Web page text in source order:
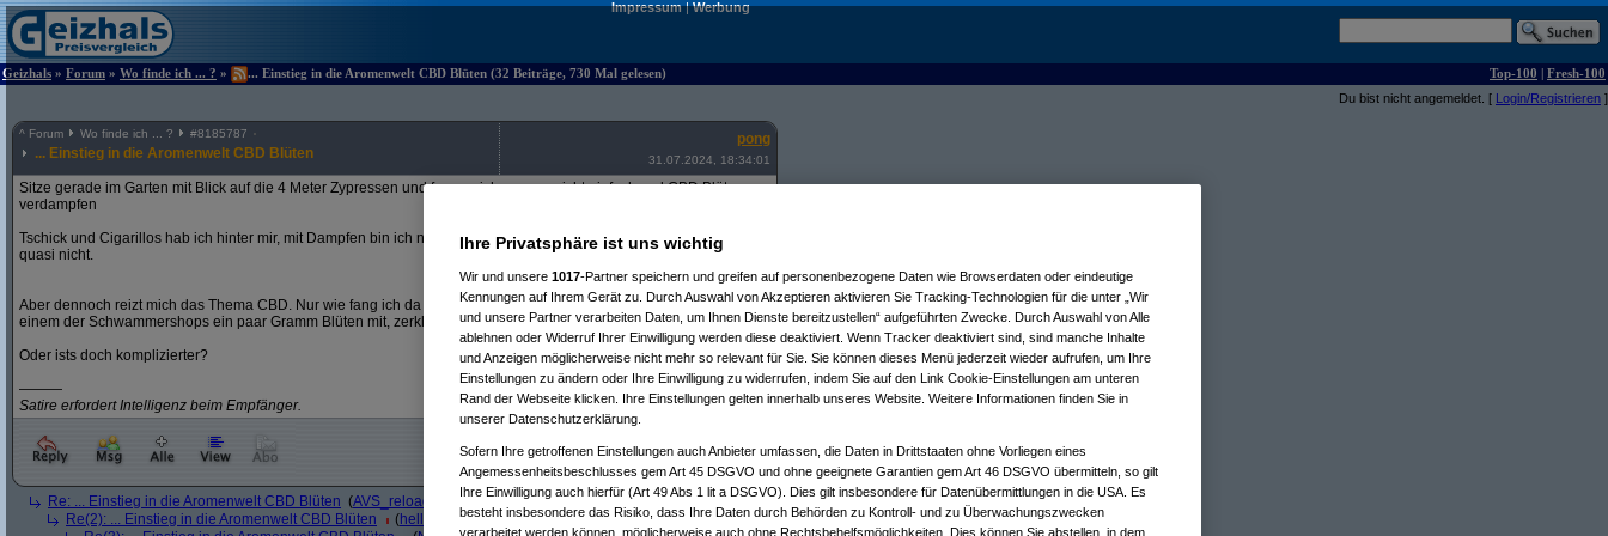
Impressum|Werbung
Geizhals » Forum » Wo finde ich ... ? » ... Einstieg in die Aromenwelt CBD Blüten (32 Beiträge, 730 Mal gelesen) Top-100 | Fresh-100
Du bist nicht angemeldet. [ Login/Registrieren ]
^ Forum Wo finde ich ... ? #8185787
... Einstieg in die Aromenwelt CBD Blüten
pong
31.07.2024, 18:34:01
Sitze gerade im Garten mit Blick auf die 4 Meter Zypressen und frage mich, warum nicht einfach mal CBD Blüten
verdampfen
Tschick und Cigarillos hab ich hinter mir, mit Dampfen bin ich nie so richtig warm geworden, Alkohol gibts auch
quasi nicht.
Aber dennoch reizt mich das Thema CBD. Nur wie fang ich da an? Bestell ich einfach eine S&B Crafty+ nehm aus
einem der Schwammershops ein paar Gramm Blüten mit, zerkleinern, einfüllen und dann anziehen.
Oder ists doch komplizierter?
———
Satire erfordert Intelligenz beim Empfänger.
Re: ... Einstieg in die Aromenwelt CBD Blüten (AVS_reloaded
am 31.07.2024, 19:02:52)
Re(2): ... Einstieg in die Aromenwelt CBD Blüten
(hellbringeram 31.07.2024, 19:24:49)
Ihre Privatsphäre ist uns wichtig
Wir und unsere 1017-Partner speichern und greifen auf personenbezogene Daten wie Browserdaten oder eindeutige
Kennungen auf Ihrem Gerät zu. Durch Auswahl von Akzeptieren aktivieren Sie Tracking-Technologien für die unter „Wir
und unsere Partner verarbeiten Daten, um Ihnen Dienste bereitzustellen“ aufgeführten Zwecke. Durch Auswahl von Alle
ablehnen oder Widerruf Ihrer Einwilligung werden diese deaktiviert. Wenn Tracker deaktiviert sind, sind manche Inhalte
und Anzeigen möglicherweise nicht mehr so relevant für Sie. Sie können dieses Menü jederzeit wieder aufrufen, um Ihre
Einstellungen zu ändern oder Ihre Einwilligung zu widerrufen, indem Sie auf den Link Cookie-Einstellungen am unteren
Rand der Webseite klicken. Ihre Einstellungen gelten innerhalb unseres Website. Weitere Informationen finden Sie in
unserer Datenschutzerklärung.
Sofern Ihre getroffenen Einstellungen auch Anbieter umfassen, die Daten in Drittstaaten ohne Vorliegen eines
Angemessenheitsbeschlusses gem Art 45 DSGVO und ohne geeignete Garantien gem Art 46 DSGVO übermitteln, so gilt
Ihre Einwilligung auch hierfür (Art 49 Abs 1 lit a DSGVO). Dies gilt insbesondere für Datenübermittlungen in die USA. Es
besteht insbesondere das Risiko, dass Ihre Daten durch Behörden zu Kontroll- und zu Überwachungszwecken
verarbeitet werden können, möglicherweise auch ohne Rechtsbehelfsmöglichkeiten. Dies können Sie abstellen, in dem